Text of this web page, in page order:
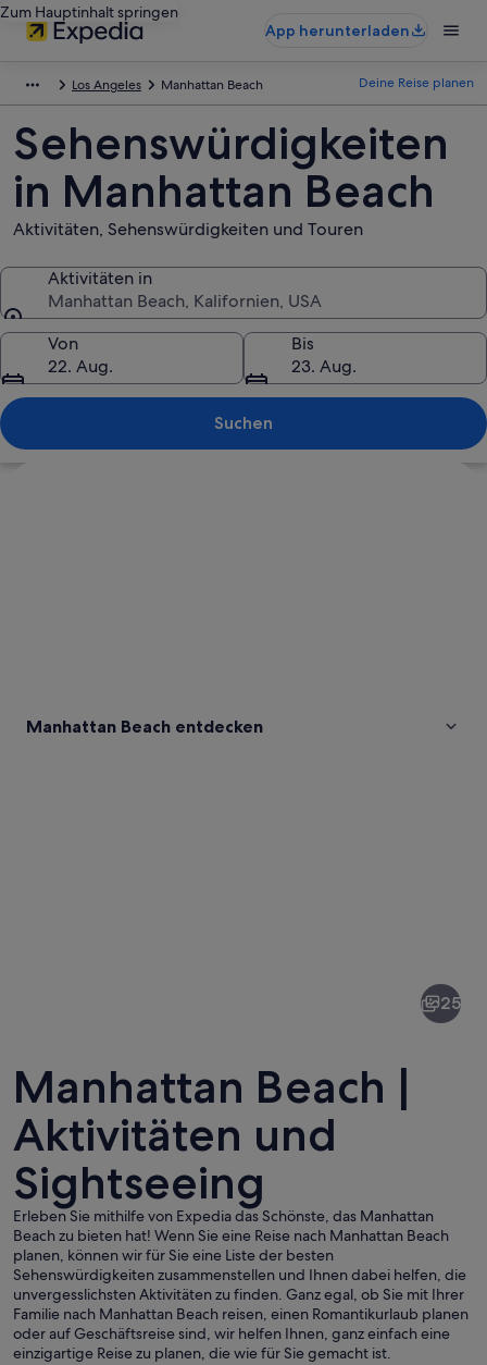
Zum Hauptinhalt springen
App herunterladen
Los Angeles Manhattan Beach Deine Reise planen
Sehenswürdigkeiten
in Manhattan Beach
Aktivitäten, Sehenswürdigkeiten und Touren
Aktivitäten in
Manhattan Beach, Kalifornien, USA
Aktivitäten in
Von
22. Aug.
Bis
23. Aug.
Suchen
Manhattan Beach entdecken
Eine Strandpromenade mit
25
Manhattan Beach |
Aktivitäten und
Sightseeing
Erleben Sie mithilfe von Expedia das Schönste, das Manhattan
Beach zu bieten hat! Wenn Sie eine Reise nach Manhattan Beach
planen, können wir für Sie eine Liste der besten
Sehenswürdigkeiten zusammenstellen und Ihnen dabei helfen, die
unvergesslichsten Aktivitäten zu finden. Ganz egal, ob Sie mit Ihrer
Familie nach Manhattan Beach reisen, einen Romantikurlaub planen
oder auf Geschäftsreise sind, wir helfen Ihnen, ganz einfach eine
einzigartige Reise zu planen, die wie für Sie gemacht ist.